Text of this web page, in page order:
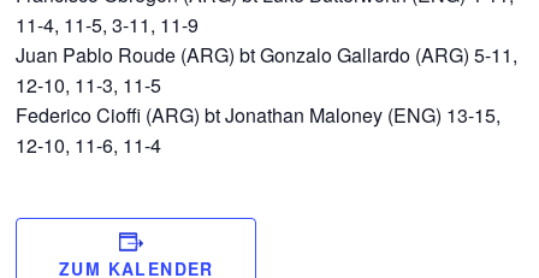
11-4, 11-5, 3-11, 11-9
Juan Pablo Roude (ARG) bt Gonzalo Gallardo (ARG) 5-11,
12-10, 11-3, 11-5
Federico Cioffi (ARG) bt Jonathan Maloney (ENG) 13-15,
12-10, 11-6, 11-4
ZUM KALENDER